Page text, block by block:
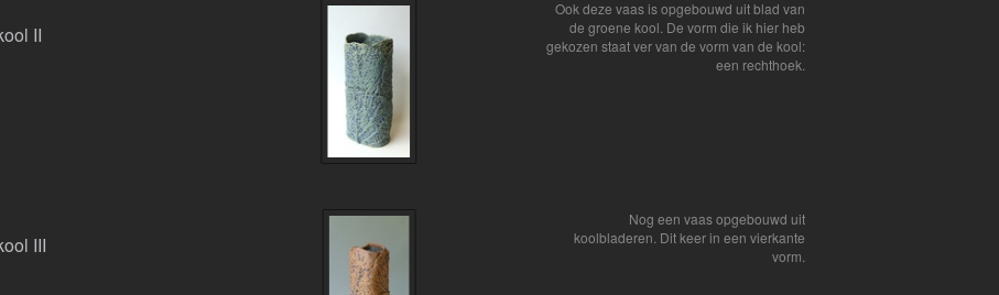
II
Ook deze vaas is opgebouwd uit blad van
de groene kool. De vorm die ik hier heb
gekozen staat ver van de vorm van de kool:
een rechthoek.
III
Nog een vaas opgebouwd uit
koolbladeren. Dit keer in een vierkante
vorm.